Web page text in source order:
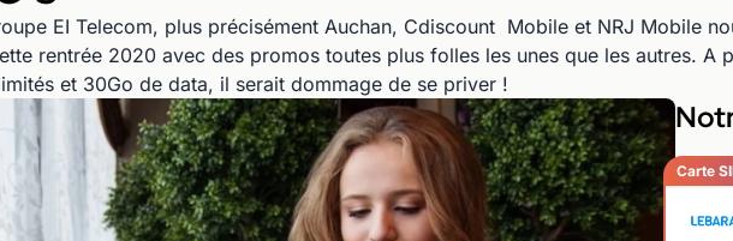
EI Telecom, plus précisément Auchan, Cdiscount Mobile et NRJ Mobile
rentrée 2020 avec des promos toutes plus folles les unes que les autres. A
et 30Go de data, il serait dommage de se priver !
Carte